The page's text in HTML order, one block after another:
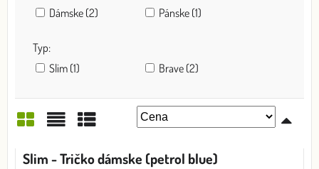
Dámske (2)
Pánske (1)
Typ:
Slim (1)
Brave (2)
Mriežka
Slim - Tričko dámske (petrol blue)